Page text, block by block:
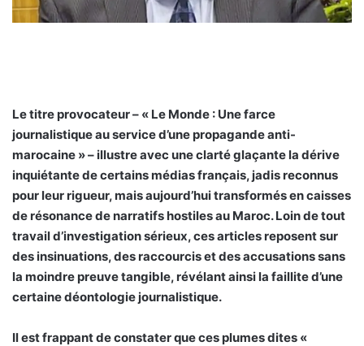
Le titre provocateur – « Le Monde : Une farce
journalistique au service d’une propagande anti-
marocaine » – illustre avec une clarté glaçante la dérive
inquiétante de certains médias français, jadis reconnus
pour leur rigueur, mais aujourd’hui transformés en caisses
de résonance de narratifs hostiles au Maroc. Loin de tout
travail d’investigation sérieux, ces articles reposent sur
des insinuations, des raccourcis et des accusations sans
la moindre preuve tangible, révélant ainsi la faillite d’une
certaine déontologie journalistique.
Il est frappant de constater que ces plumes dites «